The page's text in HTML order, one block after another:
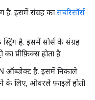
है. इसमें संग्रह का सबरिसॉर्स
है. इसमें सोर्स के संग्रह
का प्रीफ़िक्स होता है
ऑब्जेक्ट है. इसमें निकाले
के लिए, ओवरले फ़ाइलें होती